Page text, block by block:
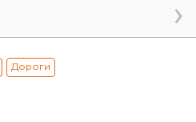
Дороги